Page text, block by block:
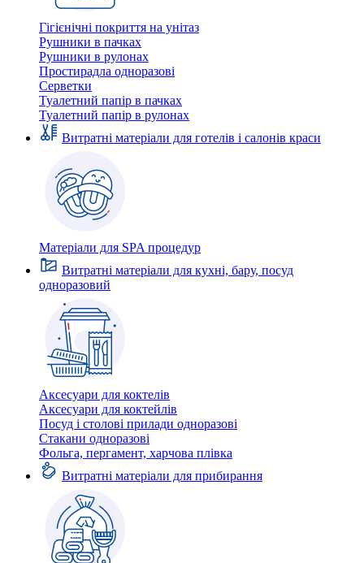
Гігієнічні покриття на унітаз
Рушники в пачках
Рушники в рулонах
Простирадла одноразові
Серветки
Туалетний папір в пачках
Туалетний папір в рулонах
Витратні матеріали для готелів і салонів краси
Матеріали для SPA процедур
Витратні матеріали для кухні, бару, посуд
одноразовий
Аксесуари для коктелів
Аксесуари для коктейлів
Посуд і столові прилади одноразові
Стакани одноразові
Фольга, пергамент, харчова плівка
Витратні матеріали для прибирання